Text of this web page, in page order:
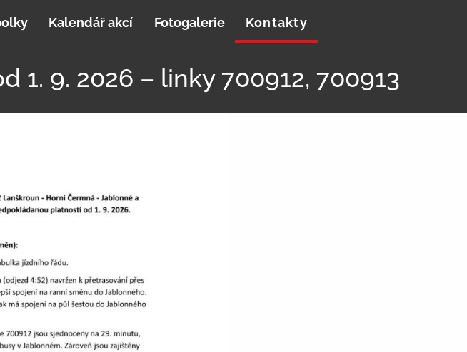
Kalendář akcí Fotogalerie Kontakty
1. 9. 2026 – linky 700912, 700913